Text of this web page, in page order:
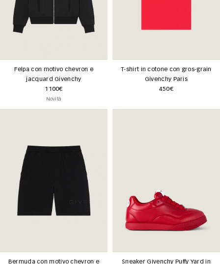
Felpa con motivo chevron e
jacquard Givenchy
1100€
Novità
T-shirt in cotone con gros-grain
Givenchy Paris
450€
Bermuda con motivo chevron e
Sneaker Givenchy Puffy Yard in